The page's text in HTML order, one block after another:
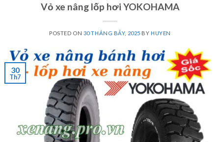
Vỏ xe nâng lốp hơi YOKOHAMA
POSTED ON 30 THÁNG BẢY, 2025 BYHUYEN
30
Th7